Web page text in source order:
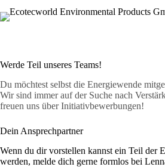
Inhalt
Werde Teil unseres Teams!
Du möchtest selbst die Energiewende
Wir sind immer auf der Suche nach
freuen uns über Initiativbewerbungen!
Dein Ansprechpartner
Wenn du dir vorstellen kannst ein Teil der
werden, melde dich gerne formlos bei